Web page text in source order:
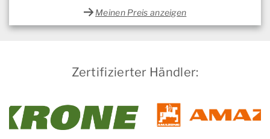
Meinen Preis anzeigen
Zertifizierter Händler: